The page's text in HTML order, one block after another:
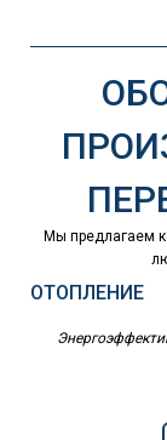
Мы предлагаем
ОТОПЛЕНИЕ